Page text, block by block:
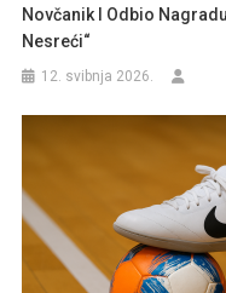
Novčanik I Odbio
Nesreći“
12. svibnja 2026.